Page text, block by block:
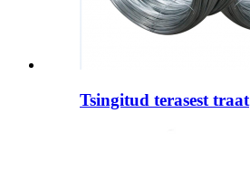
Tsingitud terasest traat